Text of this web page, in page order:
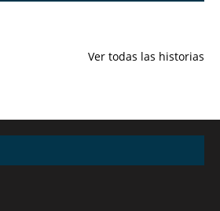
Ver todas las historias
julio: Playas de
¡más!
ocultas del